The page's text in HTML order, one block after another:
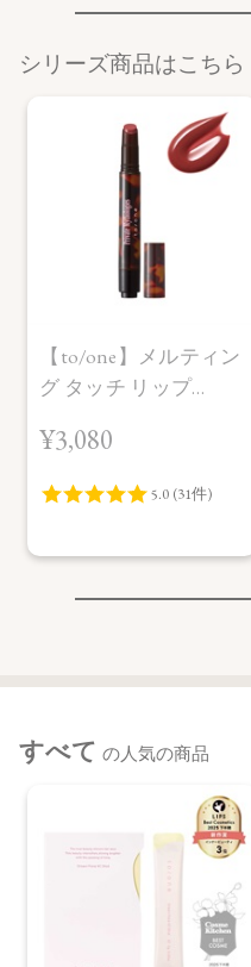
シリーズ商品はこちら
【to/one】メルティン
グ タッチ リップ
定品＞
¥3,080
すべて の人気の商品